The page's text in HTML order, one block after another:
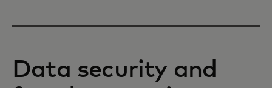
Data security and